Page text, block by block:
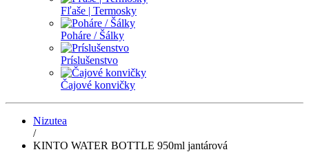
Fľaše | Termosky
Poháre / Šálky
Príslušenstvo
Čajové konvičky
Nizutea
/
KINTO WATER BOTTLE 950ml jantárová